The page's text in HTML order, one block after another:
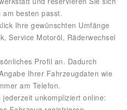
besten passt.
Ihre gewünschten Umfänge
Service Motoröl, Räderwechsel
Profil an. Dadurch
Ihrer Fahrzeugdaten wie
am Telefon.
unkompliziert online: